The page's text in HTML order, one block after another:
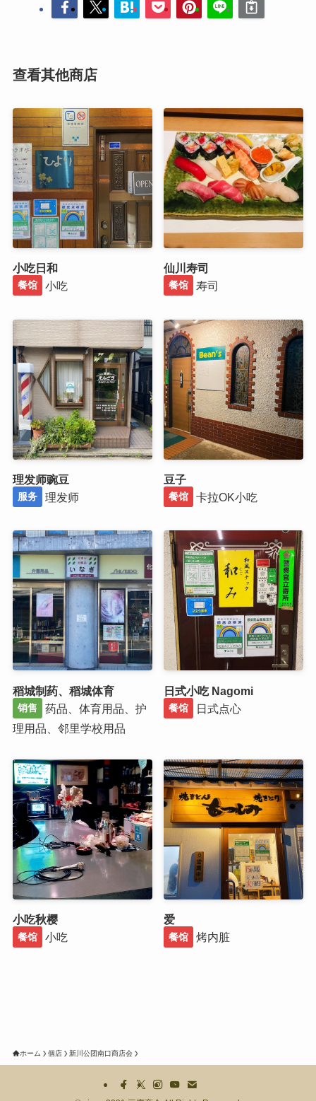
查看其他商店
小吃日和
餐馆 小吃
仙川寿司
餐馆 寿司
理发师豌豆
服务 理发师
豆子
餐馆 卡拉OK小吃
稻城制药、稻城体育
销售
药品、体育用品、护
理用品、邻里学校用品
日式小吃 Nagomi
餐馆 日式点心
小吃秋樱
餐馆 小吃
爱
餐馆 烤内脏
ホーム 個店 新川公团南口商店会